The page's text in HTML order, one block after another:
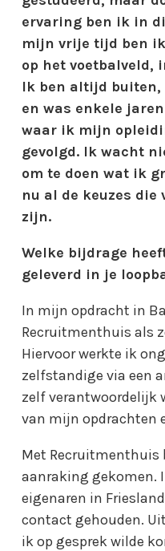
ervaring ben ik in
mijn vrije tijd ben
op het voetbalveld,
Ik ben altijd buiten,
en was enkele
waar ik mijn
gevolgd. Ik wacht
om te doen wat ik
nu al de keuzes
zijn.
Welke bijdrage
geleverd in je
In mijn opdracht in
Recruitmenthuis als
Hiervoor werkte ik
zelfstandige via een
zelf verantwoordelijk
van mijn opdrachten
Met Recruitmenthuis
aanraking gekomen.
eigenaren in
contact gehouden.
ik op gesprek wilde